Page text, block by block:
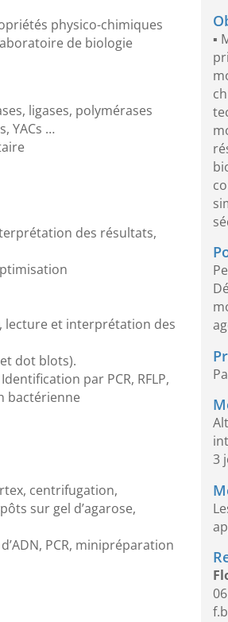
physico-chimiques
de biologie
ligases, polymérases
YACs …
des résultats,
lecture et interprétation des
dot blots).
par PCR, RFLP,
bactérienne
centrifugation,
sur gel d’agarose,
PCR, minipréparation
▪
3